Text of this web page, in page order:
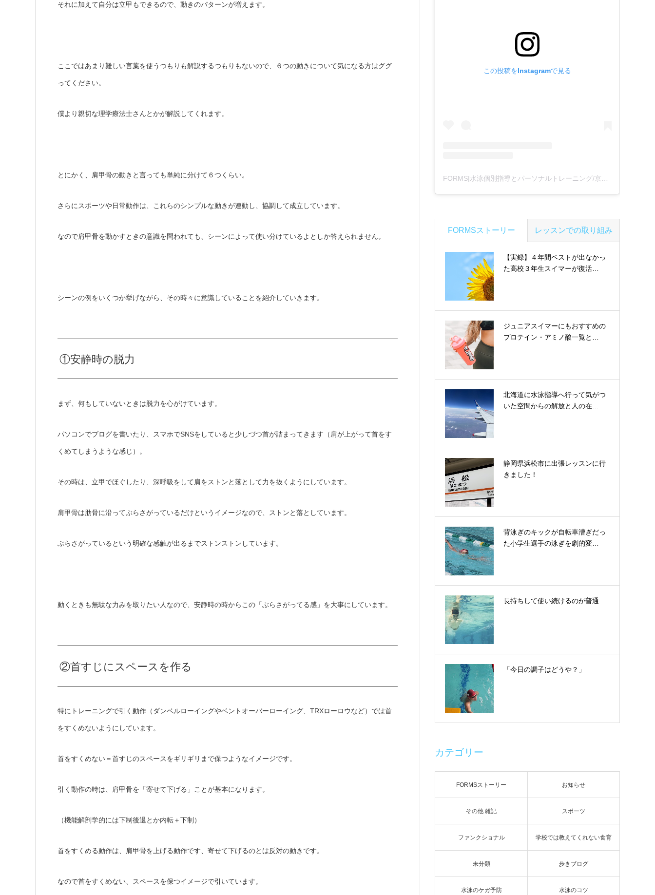
それに加えて自分は立甲もできるので、動きのパターンが増えます。
ここではあまり難しい言葉を使うつもりも解説するつもりもないので、６つの動きについて気になる方はググ
ってください。
僕より親切な理学療法士さんとかが解説してくれます。
とにかく、肩甲骨の動きと言っても単純に分けて６つくらい。
さらにスポーツや日常動作は、これらのシンプルな動きが連動し、協調して成立しています。
なので肩甲骨を動かすときの意識を問われても、シーンによって使い分けているよとしか答えられません。
シーンの例をいくつか挙げながら、その時々に意識していることを紹介していきます。
①安静時の脱力
まず、何もしていないときは脱力を心がけています。
パソコンでブログを書いたり、スマホでSNSをしていると少しづつ首が詰まってきます（肩が上がって首をす
くめてしまうような感じ）。
その時は、立甲でほぐしたり、深呼吸をして肩をストンと落として力を抜くようにしています。
肩甲骨は肋骨に沿ってぶらさがっているだけというイメージなので、ストンと落としています。
ぶらさがっているという明確な感触が出るまでストンストンしています。
動くときも無駄な力みを取りたい人なので、安静時の時からこの「ぶらさがってる感」を大事にしています。
②首すじにスペースを作る
特にトレーニングで引く動作（ダンベルローイングやベントオーバーローイング、TRXローロウなど）では首
をすくめないようにしています。
首をすくめない＝首すじのスペースをギリギリまで保つようなイメージです。
引く動作の時は、肩甲骨を「寄せて下げる」ことが基本になります。
（機能解剖学的には下制後退とか内転＋下制）
首をすくめる動作は、肩甲骨を上げる動作です、寄せて下げるのとは反対の動きです。
なので首をすくめない、スペースを保つイメージで引いています。
この投稿をInstagramで見る
FORMSストーリー レッスンでの取り組み
【実録】４年間ベストが出なかっ
た高校３年生スイマーが復活…
ジュニアスイマーにもおすすめの
プロテイン・アミノ酸一覧と…
北海道に水泳指導へ行って気がつ
いた空間からの解放と人の在…
静岡県浜松市に出張レッスンに行
きました！
背泳ぎのキックが自転車漕ぎだっ
た小学生選手の泳ぎを劇的変…
長持ちして使い続けるのが普通
「今日の調子はどうや？」
カテゴリー
FORMSストーリー お知らせ
その他 雑記 スポーツ
ファンクショナル 学校では教えてくれない食育
未分類 歩きブログ
水泳のケガ予防 水泳のコツ